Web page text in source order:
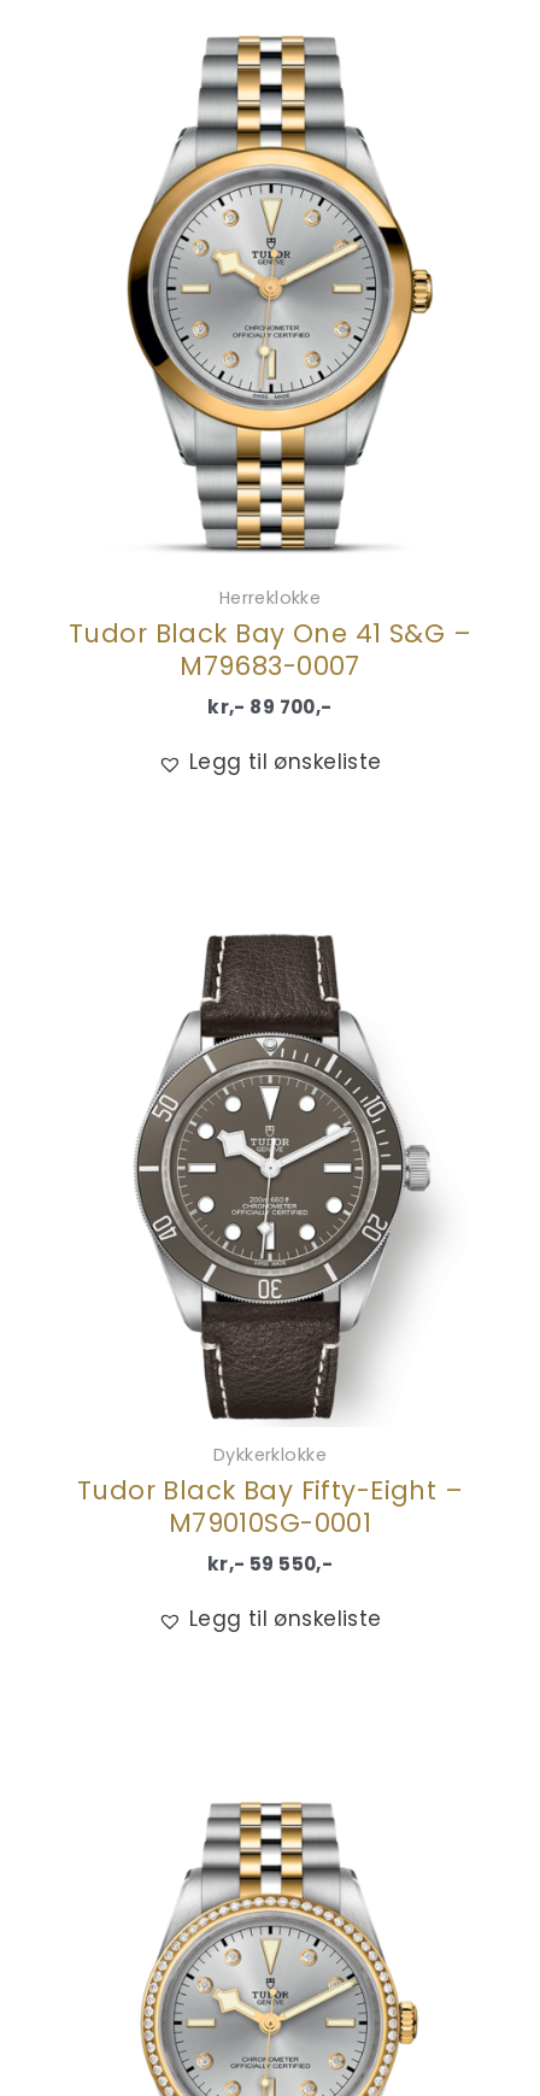
Herreklokke
Tudor Black Bay One 41 S&G –
M79683-0007
kr,- 89 700,-
Legg til ønskeliste
Dykkerklokke
Tudor Black Bay Fifty-Eight –
M79010SG-0001
kr,- 59 550,-
Legg til ønskeliste